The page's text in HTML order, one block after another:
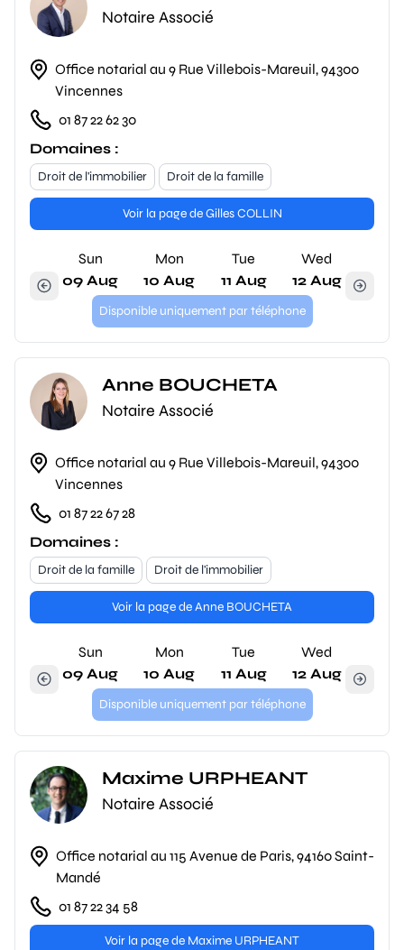
Notaire Associé
Office notarial au 9 Rue Villebois-Mareuil, 94300
Vincennes
01 87 22 62 30
Domaines :
Droit de l'immobilier Droit de la famille
Voir la page de Gilles COLLIN
Sun
09 Aug
Mon
10 Aug
Tue
11 Aug
Wed
12 Aug
Disponible uniquement par téléphone
Anne BOUCHETA
Notaire Associé
Office notarial au 9 Rue Villebois-Mareuil, 94300
Vincennes
01 87 22 67 28
Domaines :
Droit de la famille Droit de l'immobilier
Voir la page de Anne BOUCHETA
Sun
09 Aug
Mon
10 Aug
Tue
11 Aug
Wed
12 Aug
Disponible uniquement par téléphone
Maxime URPHEANT
Notaire Associé
Office notarial au 115 Avenue de Paris, 94160 Saint-
Mandé
01 87 22 34 58
Voir la page de Maxime URPHEANT